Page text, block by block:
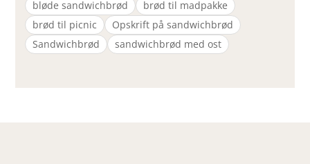
bløde sandwichbrød
brød til madpakke
brød til picnic
Opskrift på sandwichbrød
Sandwichbrød
sandwichbrød med ost